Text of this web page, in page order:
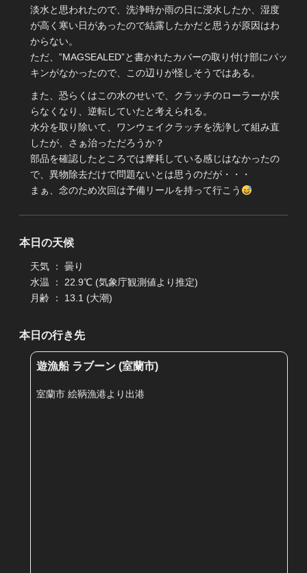
淡水と思われたので、洗浄時か雨の日に浸水したか、湿度
が高く寒い日があったので結露したかだと思うが原因はわ
からない。
ただ、”MAGSEALED”と書かれたカバーの取り付け部にパッ
キンがなかったので、この辺りが怪しそうではある。
また、恐らくはこの水のせいで、クラッチのローラーが戻
らなくなり、逆転していたと考えられる。
水分を取り除いて、ワンウェイクラッチを洗浄して組み直
したが、さぁ治っただろうか？
部品を確認したところでは摩耗している感じはなかったの
で、異物除去だけで問題ないとは思うのだが・・・
まぁ、念のため次回は予備リールを持って行こう
本日の天候
天気 ： 曇り
水温 ： 22.9℃ (気象庁観測値より推定)
月齢 ： 13.1 (大潮)
本日の行き先
遊漁船 ラブーン (室蘭市)
室蘭市 絵鞆漁港より出港